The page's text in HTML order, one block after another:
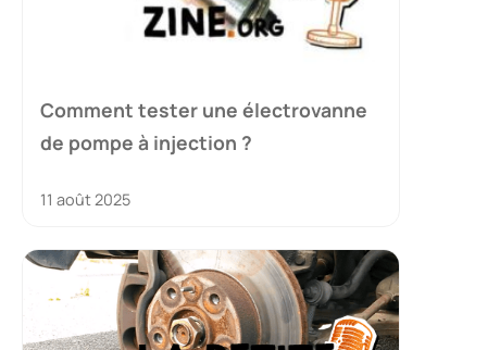
Comment tester une électrovanne
de pompe à injection ?
11 août 2025